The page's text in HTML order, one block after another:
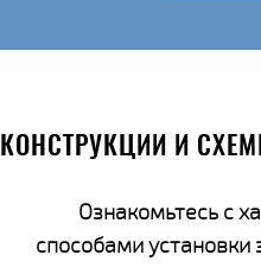
КОНСТРУКЦИИ И
Ознакомьтесь с
способами установки